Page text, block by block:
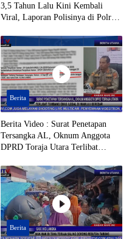
3,5 Tahun Lalu Kini Kembali
Viral, Laporan Polisinya di Polres
Berita
Berita Video : Surat Penetapan
Tersangka AL, Oknum Anggota
DPRD Toraja Utara Terlibat
Beredar
Berita